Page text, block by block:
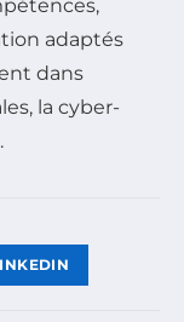
adaptés
dans
la cyber-